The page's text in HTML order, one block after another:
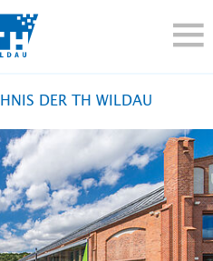
TH-
DER TH WILDAU